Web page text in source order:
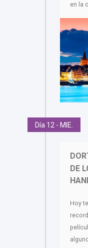
en la
Día 12 - MIE.
DE
Hoy